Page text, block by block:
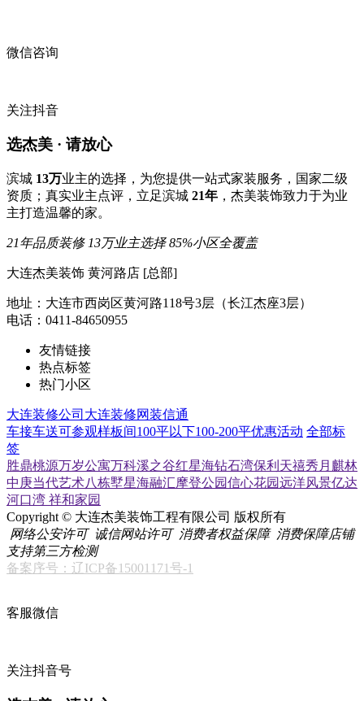
微信咨询
关注抖音
选杰美 · 请放心
滨城 13万业主的选择，为您提供一站式家装服务，国家二级
资质；真实业主点评，立足滨城 21年 ，杰美装饰致力于为业
主打造温馨的家。
21年品质装修 13万业主选择 85%小区全覆盖
大连杰美装饰 黄河路店 [总部]
地址：大连市西岗区黄河路118号3层（长江杰座3层）
电话：0411-84650955
友情链接
热点标签
热门小区
大连装修公司 大连装修网装信通
车接车送可参观样板间100平以下100-200平优惠活动 全部标
签
胜鼎桃源万岁公寓万科溪之谷红星海钻石湾保利天禧秀月麒林
中庚当代艺术八栋墅星海融汇摩登公园信心花园远洋风景亿达
河口湾 祥和家园
Copyright © 大连杰美装饰工程有限公司 版权所有
网络公安许可 诚信网站许可 消费者权益保障 消费保障店铺
支持第三方检测
备案序号：辽ICP备15001171号-1
客服微信
关注抖音号